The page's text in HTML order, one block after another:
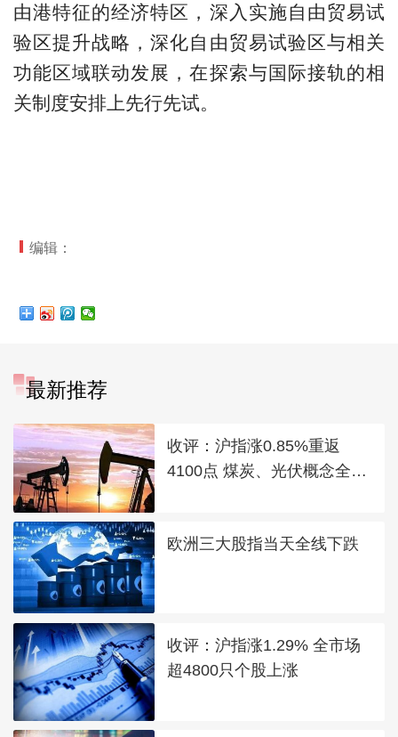
由港特征的经济特区，深入实施自由贸易试
验区提升战略，深化自由贸易试验区与相关
功能区域联动发展，在探索与国际接轨的相
关制度安排上先行先试。
编辑：
最新推荐
收评：沪指涨0.85%重返
4100点 煤炭、光伏概念全线
欧洲三大股指当天全线下跌
收评：沪指涨1.29% 全市场
超4800只个股上涨